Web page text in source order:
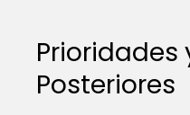
Prioridades
Posteriores